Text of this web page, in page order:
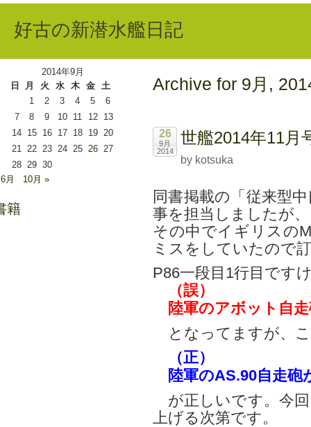
好古の新潜水艦日記
Archive for 9月,
26
9月
2014
世艦2014年11月
by kotsuka
同書掲載の「従来型
事を担当しましたが、
その中でイギリスの
ミスをしていたので
P86一段目1行目です
（誤）
陸軍のアボット自走
となってますが、
（正）
陸軍のAS.90自走砲
が正しいです。今
上げる次第です。
2014年9月
日
月 火 水 木 金
土
1
2 3 4 5
6
7
8 9 10 11 12
13
14 15 16 17 18 19 20
21 22 23 24 25 26 27
28 29 30
月
10月 »
籍